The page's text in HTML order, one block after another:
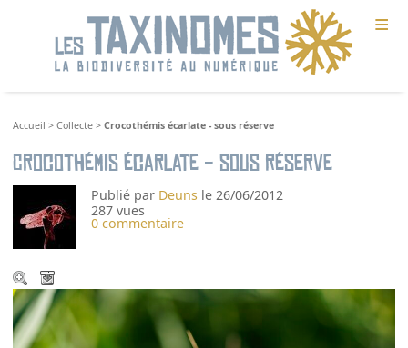
≡
Accueil >Collecte >Crocothémis écarlate - sous réserve
Crocothémis écarlate - sous réserve
Publié par Deuns le 26/06/2012
287 vues
0 commentaire